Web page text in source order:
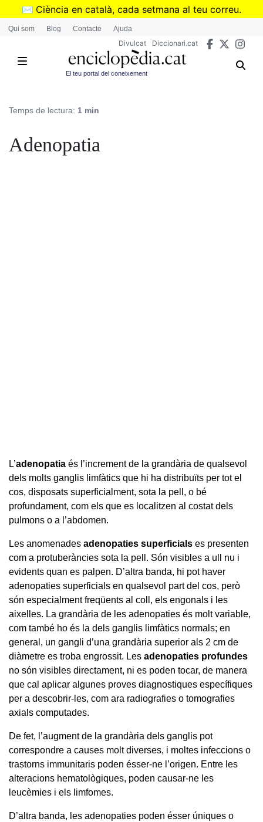
Vés
✉️ Ciència en català, cada setmana al teu correu.
➜Subscriu-te al butlletí de Divulcat
Qui som Blog Contacte Ajuda
Divulcat Diccionari.cat
El teu portal del coneixement
Temps de lectura: 1 min
Adenopatia
L’adenopatia és l’increment de la grandària de qualsevol
dels molts ganglis limfàtics que hi ha distribuïts per tot el
cos, disposats superficialment, sota la pell, o bé
profundament, com els que es localitzen al costat dels
pulmons o a l’abdomen.
Les anomenades adenopaties superficials es presenten
com a protuberàncies sota la pell. Són visibles a ull nu i
evidents quan es palpen. D’altra banda, hi pot haver
adenopaties superficials en qualsevol part del cos, però
són especialment freqüents al coll, els engonals i les
aixelles. La grandària de les adenopaties és molt variable,
com també ho és la dels ganglis limfàtics normals; en
general, un gangli d’una grandària superior als 2 cm de
diàmetre es troba engrossit. Les adenopaties profundes
no són visibles directament, ni es poden tocar, de manera
que cal aplicar algunes proves diagnostiques específiques
per a descobrir-les, com ara radiografies o tomografies
axials computades.
De fet, l’augment de la grandària dels ganglis pot
correspondre a causes molt diverses, i moltes infeccions o
trastorns immunitaris poden ésser-ne l’origen. Entre les
alteracions hematològiques, poden causar-ne les
leucèmies i els limfomes.
D’altra banda, les adenopaties poden ésser úniques o